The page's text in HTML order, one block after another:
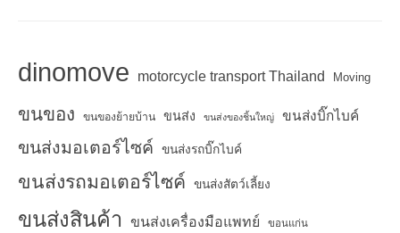
dinomove motorcycle transport Thailand Moving
ขนของ ขนของย้ายบ้าน ขนส่ง ขนส่งของชิ้นใหญ่ ขนส่งบิ๊กไบค์
ขนส่งมอเตอร์ไซค์ ขนส่งรถบิ๊กไบค์
ขนส่งรถมอเตอร์ไซค์ ขนส่งสัตว์เลี้ยง
ขนส่งสินค้า ขนส่งเครื่องมือแพทย์ ขอนแก่น